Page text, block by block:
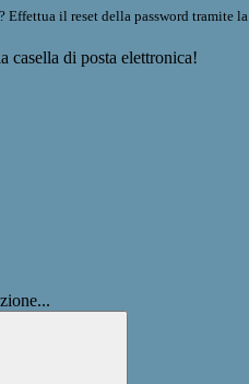
Effettua il reset della password tramite la
casella di posta elettronica!